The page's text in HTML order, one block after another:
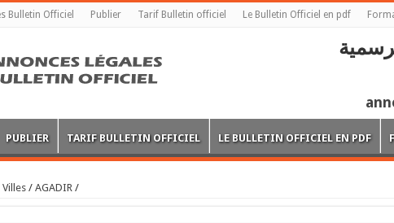
Bulletin Officiel Publier Tarif Bulletin officiel Le Bulletin Officiel en pdf
PUBLIER TARIF BULLETIN OFFICIEL LE BULLETIN OFFICIEL EN PDF
Villes / AGADIR /